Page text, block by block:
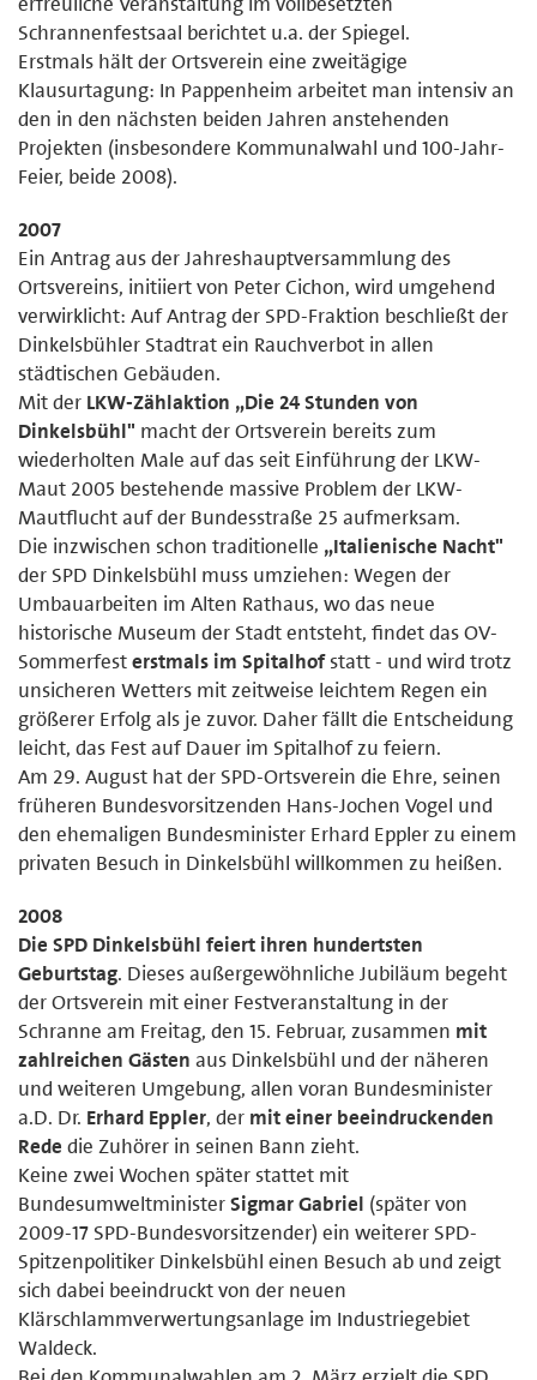
Schrannenfestsaal berichtet u.a. der Spiegel.
Erstmals hält der Ortsverein eine zweitägige
Klausurtagung: In Pappenheim arbeitet man intensiv an
den in den nächsten beiden Jahren anstehenden
Projekten (insbesondere Kommunalwahl und 100-Jahr-
Feier, beide 2008).
2007
Ein Antrag aus der Jahreshauptversammlung des
Ortsvereins, initiiert von Peter Cichon, wird umgehend
verwirklicht: Auf Antrag der SPD-Fraktion beschließt der
Dinkelsbühler Stadtrat ein Rauchverbot in allen
städtischen Gebäuden.
Mit der LKW-Zählaktion „Die 24 Stunden von
Dinkelsbühl" macht der Ortsverein bereits zum
wiederholten Male auf das seit Einführung der LKW-
Maut 2005 bestehende massive Problem der LKW-
Mautflucht auf der Bundesstraße 25 aufmerksam.
Die inzwischen schon traditionelle „Italienische Nacht"
der SPD Dinkelsbühl muss umziehen: Wegen der
Umbauarbeiten im Alten Rathaus, wo das neue
historische Museum der Stadt entsteht, findet das OV-
Sommerfesterstmals im Spitalhofstatt - und wird trotz
unsicheren Wetters mit zeitweise leichtem Regen ein
größerer Erfolg als je zuvor. Daher fällt die Entscheidung
leicht, das Fest auf Dauer im Spitalhof zu feiern.
Am 29. August hat der SPD-Ortsverein die Ehre, seinen
früheren Bundesvorsitzenden Hans-Jochen Vogel und
den ehemaligen Bundesminister Erhard Eppler zu einem
privaten Besuch in Dinkelsbühl willkommen zu heißen.
2008
Die SPD Dinkelsbühl feiert ihren hundertsten
Geburtstag. Dieses außergewöhnliche Jubiläum begeht
der Ortsverein mit einer Festveranstaltung in der
Schranne am Freitag, den 15. Februar, zusammen mit
zahlreichen Gästen aus Dinkelsbühl und der näheren
und weiteren Umgebung, allen voran Bundesminister
a.D. Dr. Erhard Eppler, der mit einer beeindruckenden
Rede die Zuhörer in seinen Bann zieht.
Keine zwei Wochen später stattet mit
BundesumweltministerSigmar Gabriel (später von
2009-17 SPD-Bundesvorsitzender) ein weiterer SPD-
Spitzenpolitiker Dinkelsbühl einen Besuch ab und zeigt
sich dabei beeindruckt von der neuen
Klärschlammverwertungsanlage im Industriegebiet
Waldeck.